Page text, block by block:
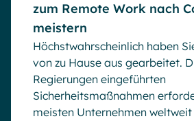
zum Remote Work nach
meistern
Höchstwahrscheinlich haben
von zu Hause aus gearbeitet.
Regierungen eingeführten
Sicherheitsmaßnahmen
meisten Unternehmen